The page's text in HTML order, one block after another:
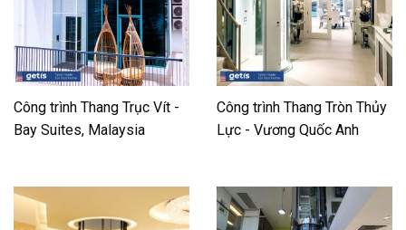
Công trình Thang Trục Vít -
Bay Suites, Malaysia
Công trình Thang Tròn Thủy
Lực - Vương Quốc Anh